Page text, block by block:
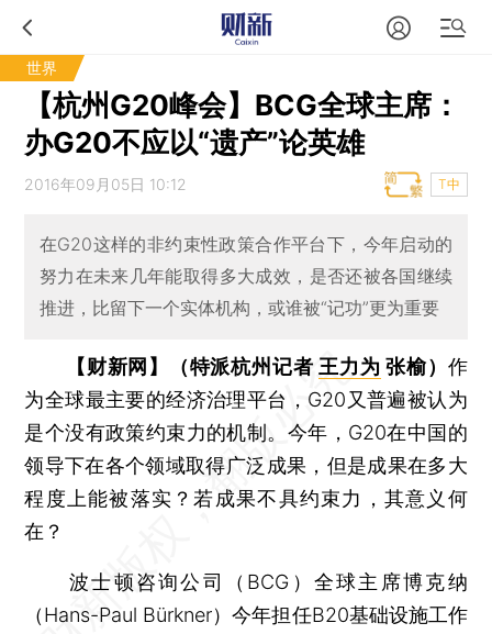
世界
【杭州G20峰会】BCG全球主席：
办G20不应以“遗产”论英雄
2016年09月05日 10:12 T中
在G20这样的非约束性政策合作平台下，今年启动的
努力在未来几年能取得多大成效，是否还被各国继续
推进，比留下一个实体机构，或谁被“记功”更为重要
【财新网】（特派杭州记者 王力为 张榆） 作
为全球最主要的经济治理平台，G20又普遍被认为
是个没有政策约束力的机制。今年，G20在中国的
领导下在各个领域取得广泛成果，但是成果在多大
程度上能被落实？若成果不具约束力，其意义何
在？
波士顿咨询公司（BCG）全球主席博克纳
（Hans-Paul Bürkner）今年担任B20基础设施工作